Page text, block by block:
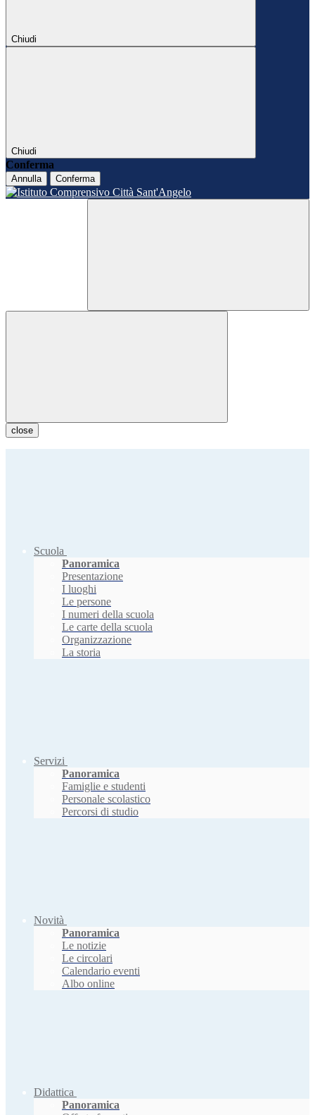
Chiudi
Chiudi
Conferma
Annulla Conferma
close
Scuola
Panoramica
Presentazione
I luoghi
Le persone
I numeri della scuola
Le carte della scuola
Organizzazione
La storia
Servizi
Panoramica
Famiglie e studenti
Personale scolastico
Percorsi di studio
Novità
Panoramica
Le notizie
Le circolari
Calendario eventi
Albo online
Didattica
Panoramica